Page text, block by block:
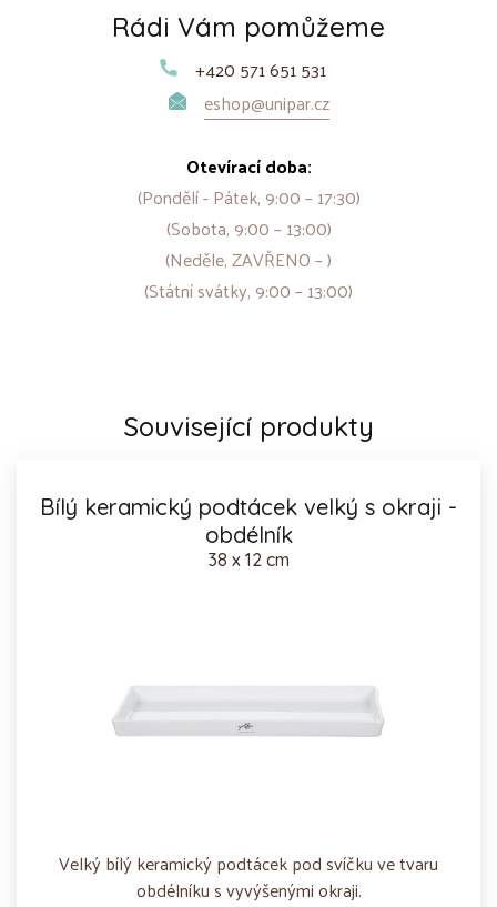
Rádi Vám pomůžeme
+420 571 651 531
eshop@unipar.cz
Otevírací doba:
(Pondělí - Pátek, 9:00 – 17:30)
(Sobota, 9:00 – 13:00)
(Neděle, ZAVŘENO – )
(Státní svátky, 9:00 – 13:00)
Související produkty
Bílý keramický podtácek velký s okraji -
obdélník
38 x 12 cm
Velký bílý keramický podtácek pod svíčku ve tvaru
obdélníku s vyvýšenými okraji.